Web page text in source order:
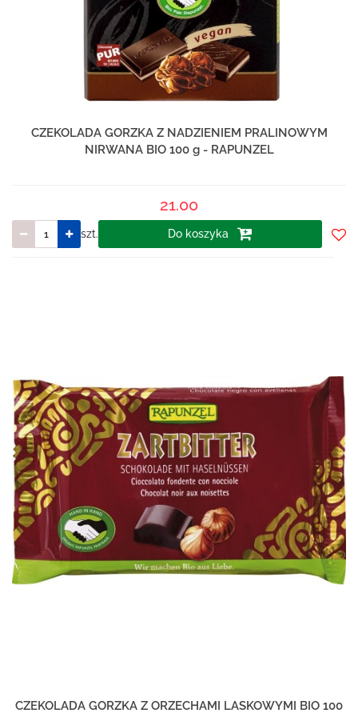
CZEKOLADA GORZKA Z NADZIENIEM PRALINOWYM
NIRWANA BIO 100 g - RAPUNZEL
21.00
szt. Do koszyka
CZEKOLADA GORZKA Z ORZECHAMI LASKOWYMI BIO 100